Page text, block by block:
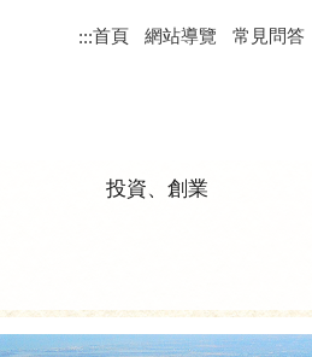
:::首頁 網站導覽 常見問答
投資、創業